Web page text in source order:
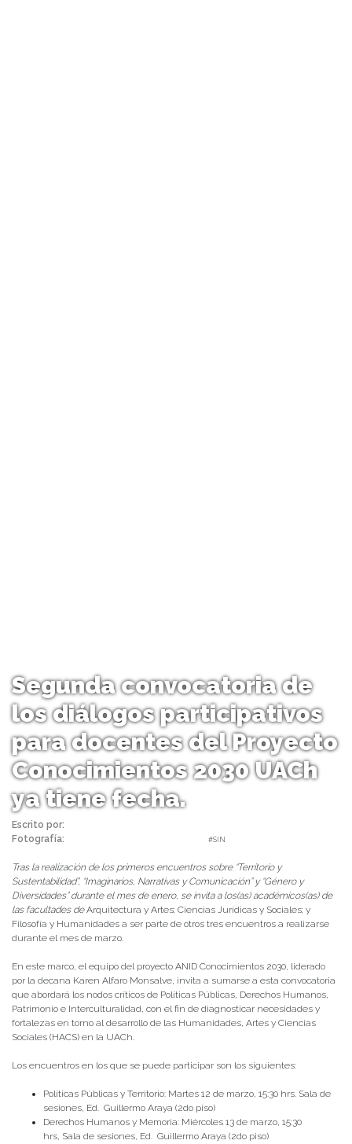
Segunda convocatoria de
los diálogos participativos
para docentes del Proyecto
Conocimientos 2030 UACh
ya tiene fecha.
Escrito por:
Fotografía:
#SIN
Tras la realización de los primeros encuentros sobre “Territorio y
Sustentabilidad”, “Imaginarios, Narrativas y Comunicación” y “Género y
Diversidades” durante el mes de enero, se invita a los(as) académicos(as) de
las facultades deArquitectura y Artes; Ciencias Jurídicas y Sociales; y
Filosofía y Humanidades a ser parte de otros tres encuentros a realizarse
durante el mes de marzo.
En este marco, el equipo del proyecto ANID Conocimientos 2030, liderado
por la decana Karen Alfaro Monsalve, invita a sumarse a esta convocatoria
que abordará los nodos críticos de Políticas Públicas, Derechos Humanos,
Patrimonio e Interculturalidad, con el fin de diagnosticar necesidades y
fortalezas en torno al desarrollo de las Humanidades, Artes y Ciencias
Sociales (HACS) en la UACh.
Los encuentros en los que se puede participar son los siguientes:
Políticas Públicas y Territorio: Martes 12 de marzo, 15:30 hrs. Sala de
sesiones, Ed. Guillermo Araya (2do piso)
Derechos Humanos y Memoria: Miércoles 13 de marzo, 15:30
hrs, Sala de sesiones, Ed. Guillermo Araya (2do piso)